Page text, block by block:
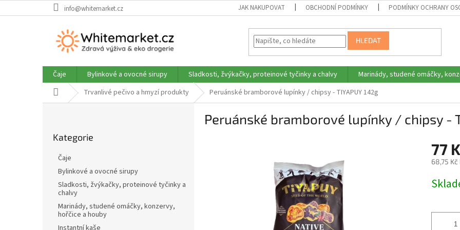
na
info@whitemarket.cz JAK NAKUPOVAT OBCHODNÍ PODMÍNKY PODMÍNKY OCHRANY
HLEDAT
Čaje Bylinkové a ovocné sirupy Sladkosti, žvýkačky, proteinové tyčinky a chalvy Marinády, studené omáčky,
Domů Trvanlivé pečivo a hmyzí produkty Peruánské bramborové lupínky / chipsy - TIYAPUY 142g
kategorie
Kategorie
Čaje
Bylinkové a ovocné sirupy
Sladkosti, žvýkačky, proteinové tyčinky a
chalvy
Marinády, studené omáčky, konzervy,
hořčice a houby
Instantní kaše
Peruánské bramborové lupínky / chipsy -
77
68,75 Kč
cena: